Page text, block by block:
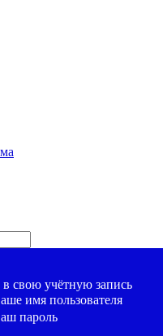
свою учётную запись
имя пользователя
пароль